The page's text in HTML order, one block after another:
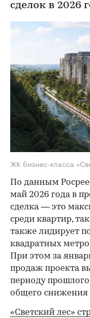
сделок в 2026
ЖК бизнес-класса
По данным
май 2026 года в
сделка — это
среди квартир,
также лидирует
квадратных
При этом за
продаж проекта
периоду прошлого
общего снижения
«Светский лес»